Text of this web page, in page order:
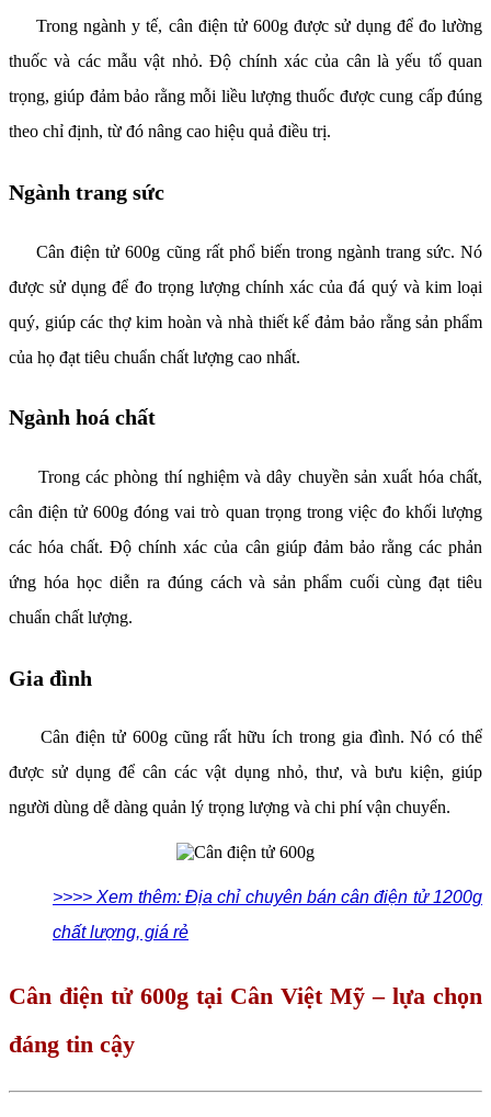
Trong ngành y tế, cân điện tử 600g được sử dụng để đo lường
thuốc và các mẫu vật nhỏ. Độ chính xác của cân là yếu tố quan
trọng, giúp đảm bảo rằng mỗi liều lượng thuốc được cung cấp đúng
theo chỉ định, từ đó nâng cao hiệu quả điều trị.
Ngành trang sức
Cân điện tử 600g cũng rất phổ biến trong ngành trang sức. Nó
được sử dụng để đo trọng lượng chính xác của đá quý và kim loại
quý, giúp các thợ kim hoàn và nhà thiết kế đảm bảo rằng sản phẩm
của họ đạt tiêu chuẩn chất lượng cao nhất.
Ngành hoá chất
Trong các phòng thí nghiệm và dây chuyền sản xuất hóa chất,
cân điện tử 600g đóng vai trò quan trọng trong việc đo khối lượng
các hóa chất. Độ chính xác của cân giúp đảm bảo rằng các phản
ứng hóa học diễn ra đúng cách và sản phẩm cuối cùng đạt tiêu
chuẩn chất lượng.
Gia đình
Cân điện tử 600g cũng rất hữu ích trong gia đình. Nó có thể
được sử dụng để cân các vật dụng nhỏ, thư, và bưu kiện, giúp
người dùng dễ dàng quản lý trọng lượng và chi phí vận chuyển.
>>>> Xem thêm: Địa chỉ chuyên bán cân điện tử 1200g
chất lượng, giá rẻ
Cân điện tử 600g tại Cân Việt Mỹ – lựa chọn
đáng tin cậy